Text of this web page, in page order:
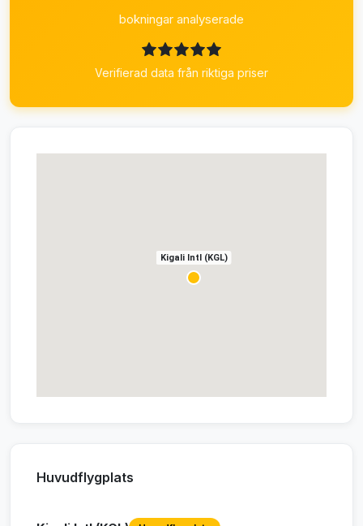
bokningar analyserade
Verifierad data från riktiga priser
Kigali Intl (KGL)
Huvudflygplats